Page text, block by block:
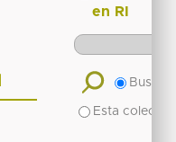
en RI
Buscar
Esta